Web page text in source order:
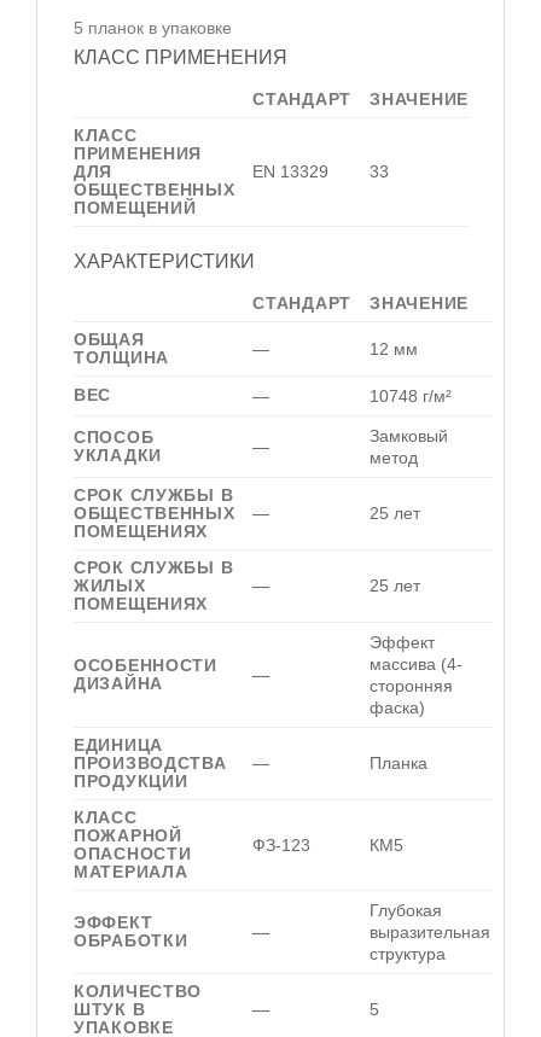
5 планок в упаковке
КЛАСС ПРИМЕНЕНИЯ
СТАНДАРТ
ЗНАЧЕНИЕ
КЛАСС
ПРИМЕНЕНИЯ
ДЛЯ
ОБЩЕСТВЕННЫХ
ПОМЕЩЕНИЙ
EN 13329 33
ХАРАКТЕРИСТИКИ
СТАНДАРТ
ЗНАЧЕНИЕ
ОБЩАЯ
ТОЛЩИНА
— 12 мм
ВЕС — 10748 г/м²
СПОСОБ
УКЛАДКИ
—
Замковый
метод
СРОК СЛУЖБЫ В
ОБЩЕСТВЕННЫХ
ПОМЕЩЕНИЯХ
— 25 лет
СРОК СЛУЖБЫ В
ЖИЛЫХ
ПОМЕЩЕНИЯХ
— 25 лет
ОСОБЕННОСТИ
ДИЗАЙНА
—
Эффект
массива (4-
сторонняя
фаска)
ЕДИНИЦА
ПРОИЗВОДСТВА
ПРОДУКЦИИ
— Планка
КЛАСС
ПОЖАРНОЙ
ОПАСНОСТИ
МАТЕРИАЛА
ФЗ-123 КМ5
ЭФФЕКТ
ОБРАБОТКИ
—
Глубокая
выразительная
структура
КОЛИЧЕСТВО
ШТУК В
УПАКОВКЕ
— 5